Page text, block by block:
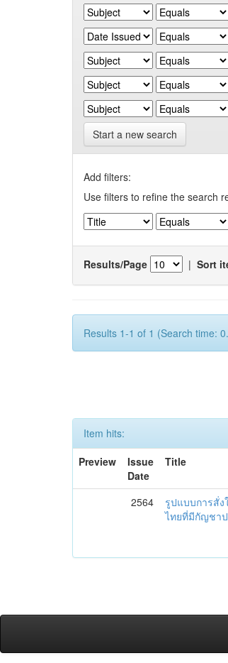
Start a new search
Add filters:
Use filters to refine the search
Results/Page | Sort
Results 1-1 of 1 (Search time:
Item hits:
Preview
Issue
Date
Title
2564
รูปแบบการสั่
ไทยที่มีกัญชา